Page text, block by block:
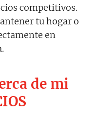
competitivos.
tu hogar o
en
de mi